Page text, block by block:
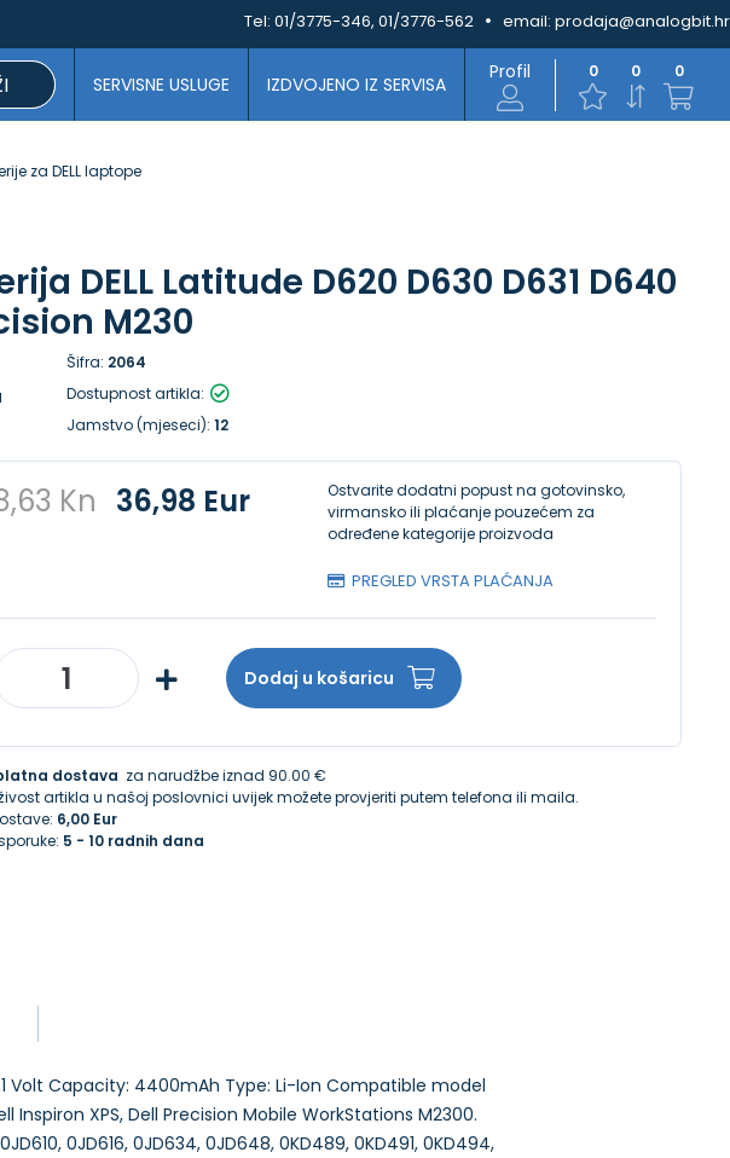
Tel: 01/3775-346, 01/3776-562 email: prodaja@analogbit.hr
SERVISNE USLUGE IZDVOJENO IZ SERVISA
0
0
0
Profil
za DELL laptope
DELL Latitude D620 D630 D631 D640
M230
Šifra: 2064
Dostupnost artikla:
Jamstvo (mjeseci): 12
Kn 36,98 Eur
Ostvarite dodatni popust na gotovinsko,
virmansko ili plaćanje pouzećem za
određene kategorije proizvoda
PREGLED VRSTA PLAĆANJA
Dodaj u košaricu
dostava za narudžbe iznad 90.00 €
artikla u našoj poslovnici uvijek možete provjeriti putem telefona ili maila.
6,00 Eur
5 - 10 radnih dana
Volt Capacity: 4400mAh Type: Li-Ion Compatible model
XPS, Dell Precision Mobile WorkStations M2300.
0JD616, 0JD634, 0JD648, 0KD489, 0KD491, 0KD494,